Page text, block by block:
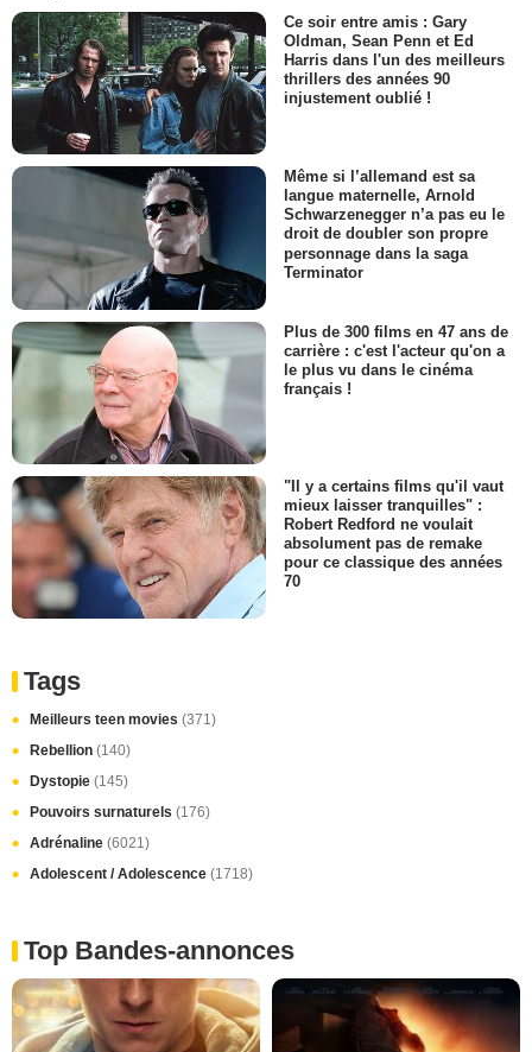
Ce soir entre amis : Gary
Oldman, Sean Penn et Ed
Harris dans l'un des meilleurs
thrillers des années 90
injustement oublié !
Même si l’allemand est sa
langue maternelle, Arnold
Schwarzenegger n’a pas eu le
droit de doubler son propre
personnage dans la saga
Terminator
Plus de 300 films en 47 ans de
carrière : c'est l'acteur qu'on a
le plus vu dans le cinéma
français !
"Il y a certains films qu'il vaut
mieux laisser tranquilles" :
Robert Redford ne voulait
absolument pas de remake
pour ce classique des années
70
Tags
Meilleurs teen movies (371)
Rebellion (140)
Dystopie (145)
Pouvoirs surnaturels (176)
Adrénaline (6021)
Adolescent / Adolescence (1718)
Top Bandes-annonces